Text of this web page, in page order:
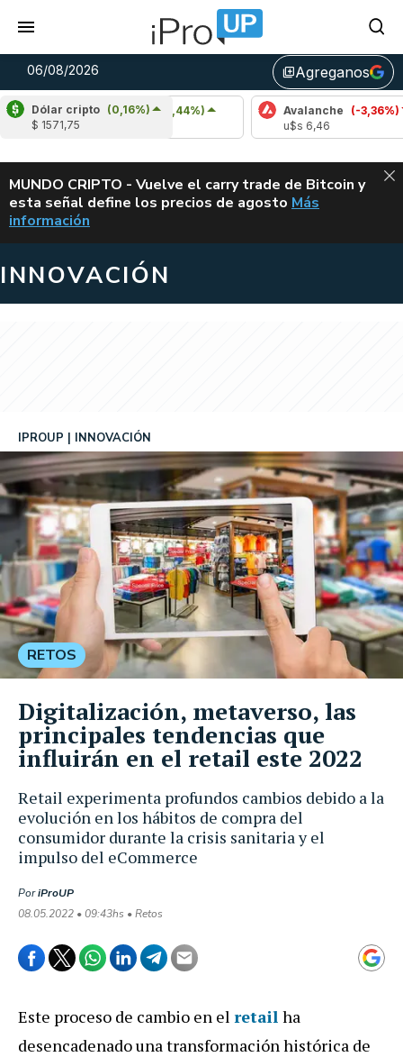
06/08/2026 library_addAgreganos
Dólar cripto (0,16%)
$ 1571,75
Cardano
(6,44%)
u$s 0,20
Avalanche (-3,36%)
ALERTA
MUNDO CRIPTO - Vuelve el carry trade de Bitcoin y
esta señal define los precios de agosto VUELVE EL
Más
información
INNOVACIÓN
Retail experimenta profundos cambios debido a la
evolución en los hábitos de compra del
consumidor durante la crisis sanitaria y el
impulso del eCommerce
IPROUP INNOVACIÓN
PoriProUP
08.05.2022 • 09:43hs • Retos
RETOS
Digitalización, metaverso, las
principales tendencias que
influirán en el retail este 2022
Este proceso de cambio en el retail ha
desencadenado una transformación histórica de